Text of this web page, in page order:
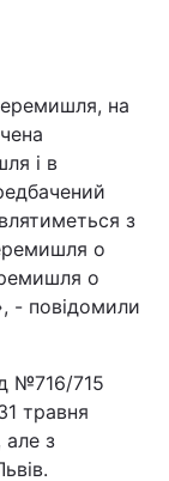
на
і в
з
о
о
- повідомили
№716/715
травня
з